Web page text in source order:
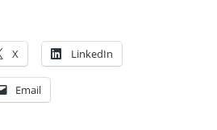
X LinkedIn
Email